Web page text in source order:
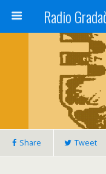
Share Tweet